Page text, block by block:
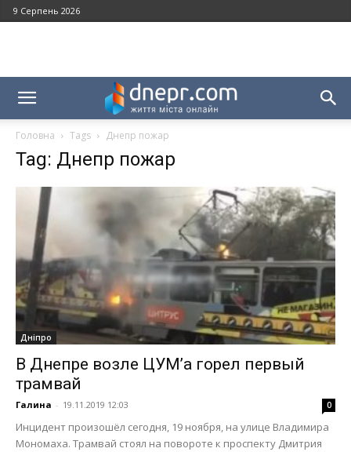
9 Серпень 2026
Головна Tags Днепр пожар
Tag: Днепр пожар
Дніпро
В Днепре возле ЦУМ’а горел первый
трамвай
Галина - 19.11.2019 12:03 0
Инцидент произошёл сегодня, 19 ноября, на улице Владимира
Мономаха. Трамвай стоял на повороте к проспекту Дмитрия